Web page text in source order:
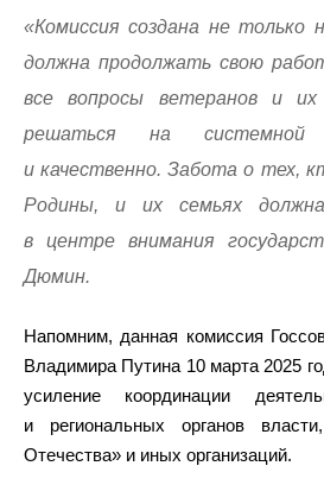
«Комиссия создана не
должна продолжать свою
все вопросы ветеранов и
решаться на системной
и качественно. Забота о тех,
Родины, и их семьях
в центре внимания
Дюмин.
Напомним, данная комиссия
Владимира Путина 10 марта 2025
усиление координации
и региональных органов
Отечества» и иных организаций.